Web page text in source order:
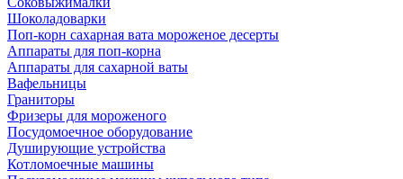
Шоколадоварки
Поп-корн сахарная вата мороженое десерты
Аппараты для поп-корна
Аппараты для сахарной ваты
Вафельницы
Граниторы
Фризеры для мороженого
Посудомоечное оборудование
Душирующие устройства
Котломоечные машины